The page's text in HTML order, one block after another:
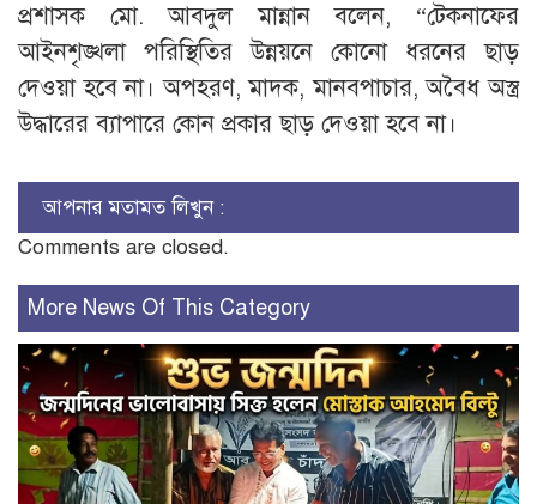
প্রশাসক মো. আবদুল মান্নান বলেন, “টেকনাফের
আইনশৃঙ্খলা পরিস্থিতির উন্নয়নে কোনো ধরনের ছাড়
দেওয়া হবে না। অপহরণ, মাদক, মানবপাচার, অবৈধ অস্ত্র
উদ্ধারের ব্যাপারে কোন প্রকার ছাড় দেওয়া হবে না।
আপনার মতামত লিখুন :
Comments are closed.
More News Of This Category